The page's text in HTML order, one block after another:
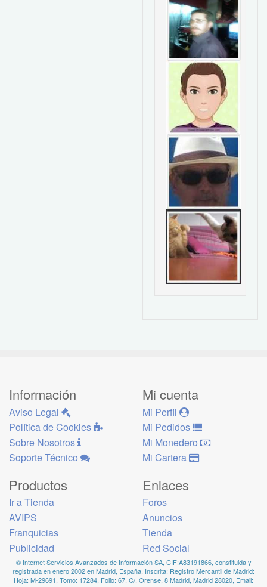
Información
Aviso Legal
Política de Cookies
Sobre Nosotros
Soporte Técnico
Mi cuenta
Mi Perfil
Mi Pedidos
Mi Monedero
Mi Cartera
Productos
Ir a Tienda
AVIPS
Franquicias
Publicidad
Enlaces
Foros
Anuncios
Tienda
Red Social
© Internet Servicios Avanzados de Información SA, CIF:A83191866, constituida y
registrada en enero 2002 en Madrid, España, Inscrita: Registro Mercantil de Madrid:
Hoja: M-29691, Tomo: 17284, Folio: 67. C/. Orense, 8 Madrid, Madrid 28020, Email: